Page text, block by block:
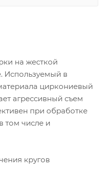
на жесткой
Используемый в
циркониевый
агрессивный съем
при обработке
том числе и
кругов